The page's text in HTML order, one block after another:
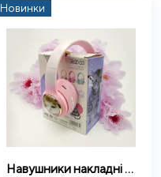
Новинки
Навушники накладні Bluetooth Кошенятко без вушок AKZ-03